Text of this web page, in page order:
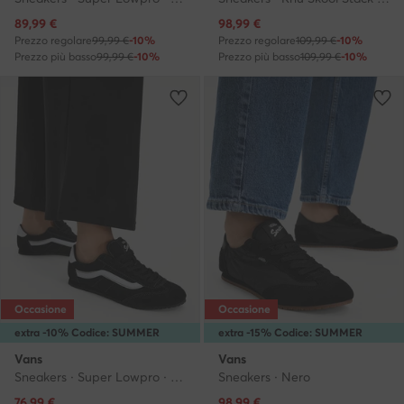
Prezzo attuale
89,99 €
Prezzo regolare99,99 €-10%
Prezzo più basso99,99 €-10%
Prezzo attuale
98,99 €
Prezzo regolare109,99 €-10%
Prezzo più basso109,99 €-10%
extra -10% Codice: SUMMER
Occasione
Vans
Sneakers · Super Lowpro · Nero
extra -15% Codice: SUMMER
Occasione
Vans
Sneakers · Nero